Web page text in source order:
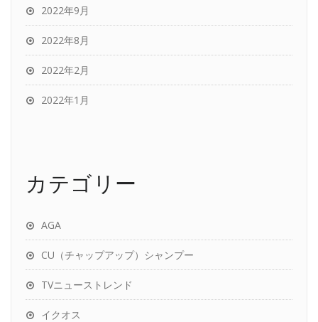
2022年9月
2022年8月
2022年2月
2022年1月
カテゴリー
AGA
CU（チャップアップ）シャンプー
TVニューストレンド
イクオス